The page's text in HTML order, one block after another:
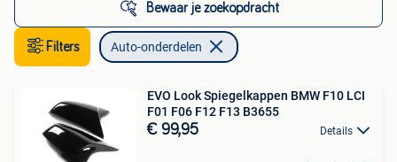
Bewaar je zoekopdracht
Filters Auto-onderdelen
EVO Look Spiegelkappen BMW F10 LCI
F01 F06 F12 F13 B3655
€ 99,95 Details